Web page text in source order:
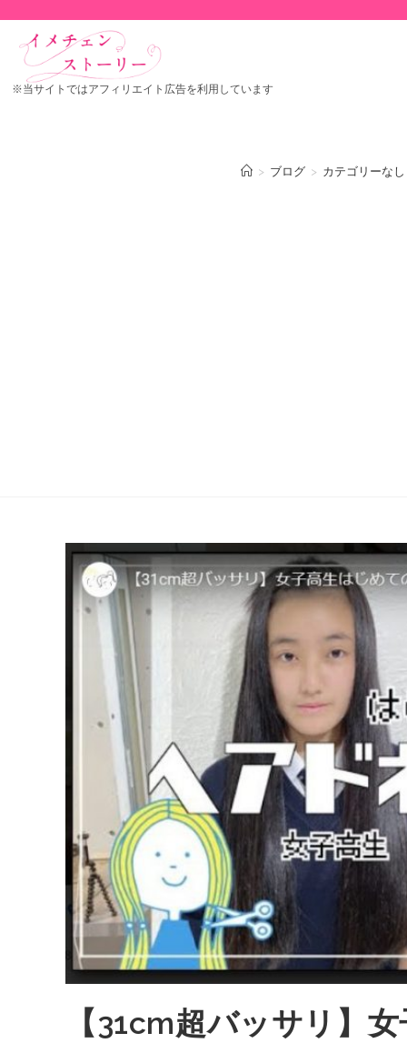
※当サイトではアフィリエイト広告を利用しています
> ブログ > カテゴリーなし
【31cm超バッサリ】